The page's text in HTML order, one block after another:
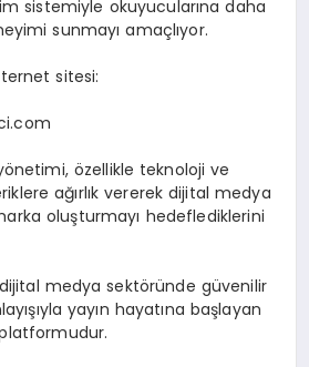
sistemiyle okuyucularına daha
sunmayı amaçlıyor.
sitesi:
özellikle teknoloji ve
ağırlık vererek dijital medya
oluşturmayı hedeflediklerini
medya sektöründe güvenilir
yayın hayatına başlayan